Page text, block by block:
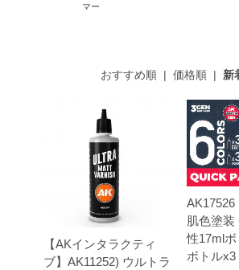
マー
おすすめ順 |価格順 | 新
【AKインタラクティ
ブ】AK11252) ウルトラ
AK17526
肌色塗装
性17ml
ボトルx3